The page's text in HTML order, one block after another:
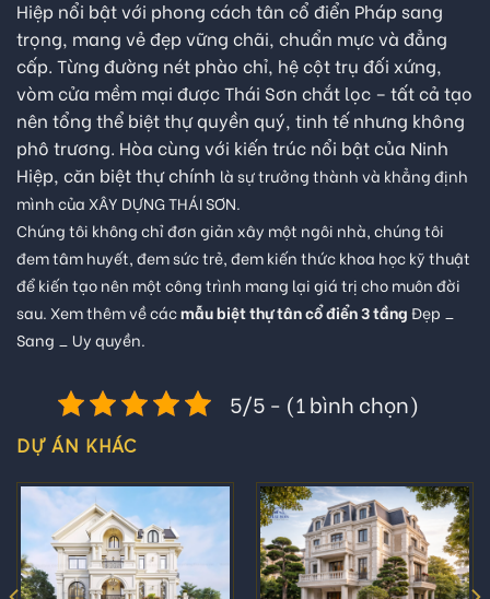
Hiệp nổi bật với phong cách tân cổ điển Pháp sang
trọng, mang vẻ đẹp vững chãi, chuẩn mực và đẳng
cấp. Từng đường nét phào chỉ, hệ cột trụ đối xứng,
vòm cửa mềm mại được Thái Sơn chắt lọc – tất cả tạo
nên tổng thể biệt thự quyền quý, tinh tế nhưng không
phô trương. Hòa cùng với kiến trúc nổi bật của Ninh
Hiệp, căn biệt thự chính là sự trưởng thành và khẳng định
mình của XÂY DỰNG THÁI SƠN.
Chúng tôi không chỉ đơn giản xây một ngôi nhà, chúng tôi
đem tâm huyết, đem sức trẻ, đem kiến thức khoa học kỹ thuật
để kiến tạo nên một công trình mang lại giá trị cho muôn đời
sau. Xem thêm về cácmẫu biệt thự tân cổ điển 3 tầngĐẹp _
Sang _ Uy quyền.
5/5 - (1 bình chọn)
DỰ ÁN KHÁC